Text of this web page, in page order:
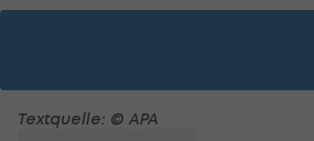
Textquelle: © APA